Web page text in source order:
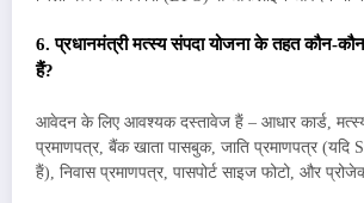
6. प्रधानमंत्री मत्स्य संपदा योजना के तहत कौन-
हैं?
आवेदन के लिए आवश्यक दस्तावेज हैं – आधार कार्ड,
प्रमाणपत्र, बैंक खाता पासबुक, जाति प्रमाणपत्र
हैं), निवास प्रमाणपत्र, पासपोर्ट साइज फोटो, और